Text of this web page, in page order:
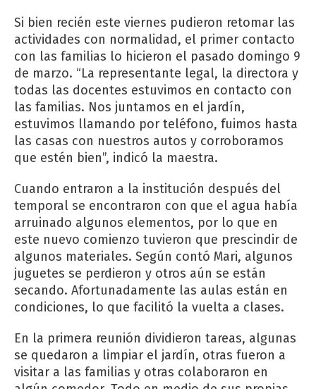
Si bien recién este viernes pudieron retomar las
actividades con normalidad, el primer contacto
con las familias lo hicieron el pasado domingo 9
de marzo. “La representante legal, la directora y
todas las docentes estuvimos en contacto con
las familias. Nos juntamos en el jardín,
estuvimos llamando por teléfono, fuimos hasta
las casas con nuestros autos y corroboramos
que estén bien”, indicó la maestra.
Cuando entraron a la institución después del
temporal se encontraron con que el agua había
arruinado algunos elementos, por lo que en
este nuevo comienzo tuvieron que prescindir de
algunos materiales. Según contó Mari, algunos
juguetes se perdieron y otros aún se están
secando. Afortunadamente las aulas están en
condiciones, lo que facilitó la vuelta a clases.
En la primera reunión dividieron tareas, algunas
se quedaron a limpiar el jardín, otras fueron a
visitar a las familias y otras colaboraron en